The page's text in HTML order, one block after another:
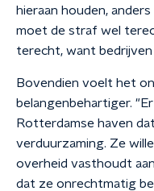
hieraan houden,
moet de straf wel
terecht, want
Bovendien voelt het
belangenbehartiger.
Rotterdamse haven
verduurzaming. Ze
overheid vasthoudt
dat ze onrechtmatig